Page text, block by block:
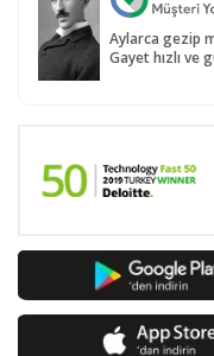
Aylarca gezip
Gayet hızlı ve